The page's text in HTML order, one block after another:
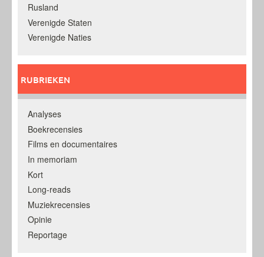
Rusland
Verenigde Staten
Verenigde Naties
RUBRIEKEN
Analyses
Boekrecensies
Films en documentaires
In memoriam
Kort
Long-reads
Muziekrecensies
Opinie
Reportage